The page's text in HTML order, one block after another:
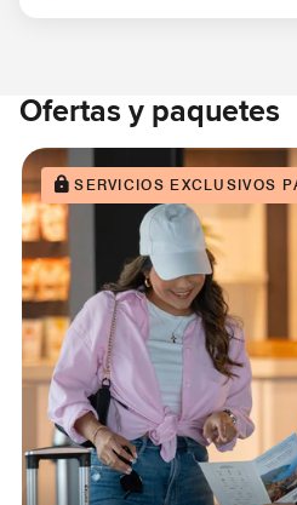
Ofertas y paquetes
SERVICIOS EXCLUSIVOS